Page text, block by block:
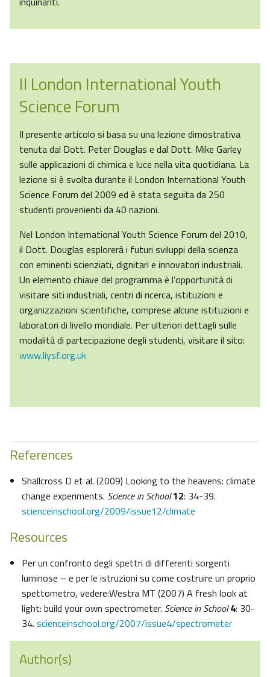
Il London International Youth
Science Forum
Il presente articolo si basa su una lezione dimostrativa
tenuta dal Dott. Peter Douglas e dal Dott. Mike Garley
sulle applicazioni di chimica e luce nella vita quotidiana. La
lezione si è svolta durante il London International Youth
Science Forum del 2009 ed è stata seguita da 250
studenti provenienti da 40 nazioni.
Nel London International Youth Science Forum del 2010,
il Dott. Douglas esplorerà i futuri sviluppi della scienza
con eminenti scienziati, dignitari e innovatori industriali.
Un elemento chiave del programma è l’opportunità di
visitare siti industriali, centri di ricerca, istituzioni e
organizzazioni scientifiche, comprese alcune istituzioni e
laboratori di livello mondiale. Per ulteriori dettagli sulle
modalità di partecipazione degli studenti, visitare il sito:
www.liysf.org.uk
References
Shallcross D et al. (2009) Looking to the heavens: climate
change experiments. Science in School12: 34-39.
scienceinschool.org/2009/issue12/climate
Resources
Per un confronto degli spettri di differenti sorgenti
luminose – e per le istruzioni su come costruire un proprio
spettometro, vedere:Westra MT (2007) A fresh look at
light: build your own spectrometer. Science in School 4: 30-
34. scienceinschool.org/2007/issue4/spectrometer
Author(s)